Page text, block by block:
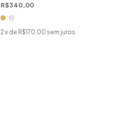
R$340,00
2 x de R$170,00 sem juros